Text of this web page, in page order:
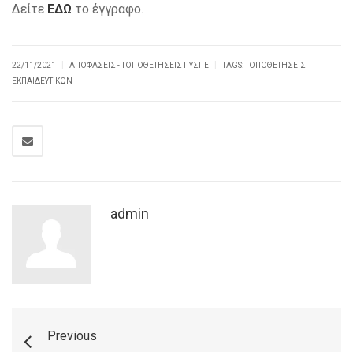
Δείτε ΕΔΩ το έγγραφο.
22/11/2021 ΑΠΟΦΆΣΕΙΣ - ΤΟΠΟΘΕΤΉΣΕΙΣ ΠΥΣΠΕ TAGS:ΤΟΠΟΘΕΤΉΣΕΙΣ
ΕΚΠΑΙΔΕΥΤΙΚΏΝ
admin
Previous